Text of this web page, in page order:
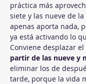
práctica más
siete y las nueve de
apenas aporta nada,
ya está activando lo
Conviene desplazar
partir de las nueve y
eliminar los de
tarde, porque la vida